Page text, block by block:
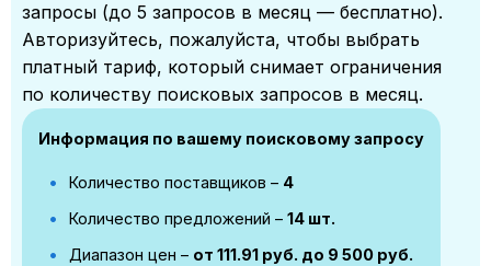
запросы (до 5 запросов в месяц — бесплатно).
Авторизуйтесь, пожалуйста, чтобы выбрать
платный тариф, который снимает ограничения
по количеству поисковых запросов в месяц.
Информация по вашему поисковому запросу
Количество поставщиков – 4
Количество предложений – 14 шт.
Диапазон цен – от 111.91 руб. до 9 500 руб.